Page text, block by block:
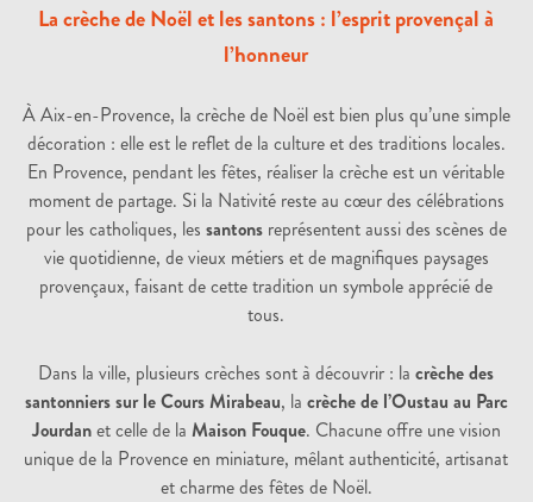
La crèche de Noël et les santons : l’esprit provençal à
l’honneur
À Aix-en-Provence, la crèche de Noël est bien plus qu’une simple
décoration : elle est le reflet de la culture et des traditions locales.
En Provence, pendant les fêtes, réaliser la crèche est un véritable
moment de partage. Si la Nativité reste au cœur des célébrations
pour les catholiques, les santonsreprésentent aussi des scènes de
vie quotidienne, de vieux métiers et de magnifiques paysages
provençaux, faisant de cette tradition un symbole apprécié de
tous.
Dans la ville, plusieurs crèches sont à découvrir : la crèche des
santonniers sur le Cours Mirabeau, la crèche de l’Oustau au Parc
Jourdanet celle de la Maison Fouque. Chacune offre une vision
unique de la Provence en miniature, mêlant authenticité, artisanat
et charme des fêtes de Noël.